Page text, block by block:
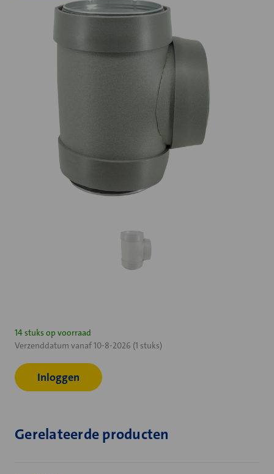
Huidige
voorraad:
14 stuks op voorraad
Verzenddatum vanaf 10-8-2026 (1 stuks)
Inloggen
Gerelateerde producten